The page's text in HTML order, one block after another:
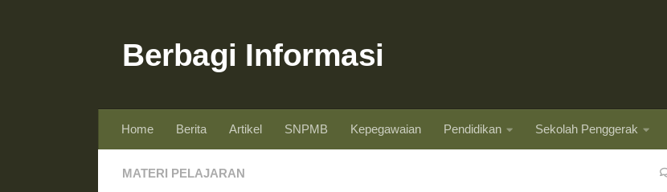
Berbagi Informasi
Home Berita Artikel SNPMB Kepegawaian Pendidikan Sekolah Penggerak
MATERI PELAJARAN